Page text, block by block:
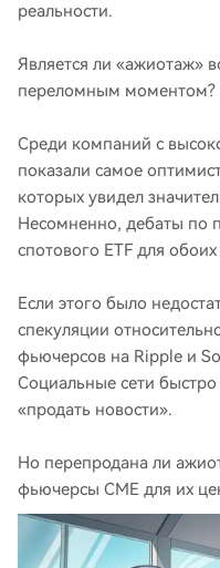
реальности.
Является ли «ажиотаж»
переломным моментом?
Среди компаний с
показали самое
которых увидел
Несомненно, дебаты по
спотового ETF для
Если этого было
спекуляции
фьючерсов на Ripple и
Социальные сети
«продать новости».
Но перепродана ли
фьючерсы CME для их